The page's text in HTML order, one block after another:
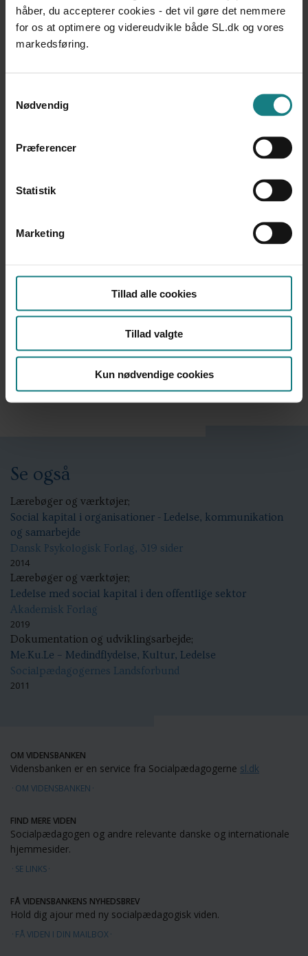
håber, du accepterer cookies - det vil gøre det nemmere
for os at optimere og videreudvikle både SL.dk og vores
markedsføring.
Nødvendig
Præferencer
Statistik
Marketing
Tillad alle cookies
Tillad valgte
Kun nødvendige cookies
Lærebøger og værktøjer
Forfatter
Årstal
Udgiver
Download PDF
Se også
Lærebøger og værktøjer;
Social kapital i organisationer - Ledelse, kommunikation
og samarbejde
Dansk Psykologisk Forlag, 319 sider
2014
Lærebøger og værktøjer;
Ledelse med social kapital i den offentlige sektor
Akademisk Forlag
2019
Dokumentation og udviklingsarbejde;
Me.Ku.Le – Medindflydelse, Kultur, Ledelse
Socialpædagogernes Landsforbund
2011
OM VIDENSBANKEN
Vidensbanken er en service fra Socialpædagogerne sl.dk
OM VIDENSBANKEN
FIND MERE VIDEN
Socialpædagogen og andre relevante danske og internationale
hjemmesider.
SE LINKS
FÅ VIDENSBANKENS NYHEDSBREV
Hold dig ajour med ny socialpædagogisk viden.
FÅ VIDEN I DIN MAILBOX